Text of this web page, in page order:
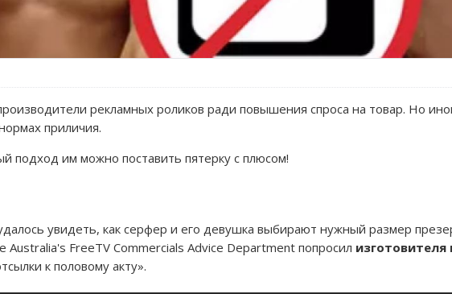
рекламных роликов ради повышения спроса на товар. Но
приличия.
подход им можно поставить пятерку с плюсом!
увидеть, как серфер и его девушка выбирают нужный размер
Australia's FreeTV Commercials Advice Department попросил изготовителя
к половому акту».